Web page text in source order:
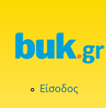
Είσοδος